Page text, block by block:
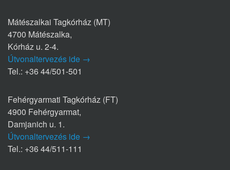
Mátészalkai Tagkórház (MT)
4700 Mátészalka,
Kórház u. 2-4.
Útvonaltervezés ide →
Tel.: +36 44/501-501
Fehérgyarmati Tagkórház (FT)
4900 Fehérgyarmat,
Damjanich u. 1.
Útvonaltervezés ide →
Tel.: +36 44/511-111